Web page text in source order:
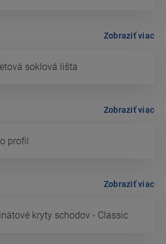
soklová lišta
Zobraziť viac
profil
Zobraziť viac
kryty schodov - Classic
Zobraziť viac